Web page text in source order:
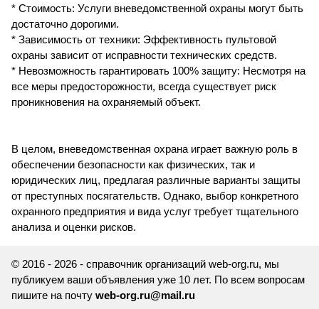
* Стоимость: Услуги вневедомственной охраны могут быть
достаточно дорогими.
* Зависимость от техники: Эффективность пультовой
охраны зависит от исправности технических средств.
* Невозможность гарантировать 100% защиту: Несмотря на
все меры предосторожности, всегда существует риск
проникновения на охраняемый объект.
В целом, вневедомственная охрана играет важную роль в
обеспечении безопасности как физических, так и
юридических лиц, предлагая различные варианты защиты
от преступных посягательств. Однако, выбор конкретного
охранного предприятия и вида услуг требует тщательного
анализа и оценки рисков.
© 2016 - 2026 - справочник организаций web-org.ru, мы
публикуем ваши объявления уже 10 лет. По всем вопросам
пишите на почту web-org.ru@mail.ru